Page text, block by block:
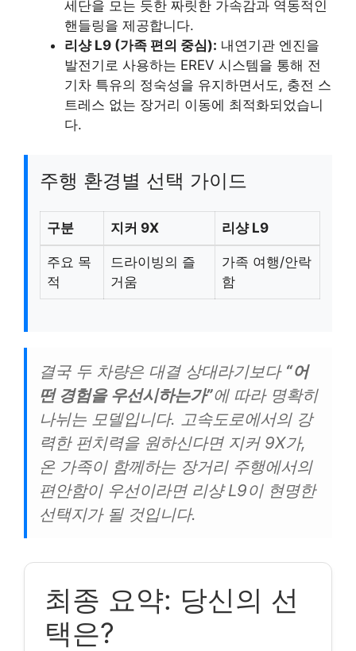
세단을 모는 듯한 짜릿한 가속감과 역동적인
핸들링을 제공합니다.
리샹 L9 (가족 편의 중심): 내연기관 엔진을
발전기로 사용하는 EREV 시스템을 통해 전
기차 특유의 정숙성을 유지하면서도, 충전 스
트레스 없는 장거리 이동에 최적화되었습니
다.
주행 환경별 선택 가이드
구분 지커 9X 리샹 L9
주요 목
적
드라이빙의 즐
거움
가족 여행/안락
함
결국 두 차량은 대결 상대라기보다 “어
떤 경험을 우선시하는가”에 따라 명확히
나뉘는 모델입니다. 고속도로에서의 강
력한 펀치력을 원하신다면 지커 9X가,
온 가족이 함께하는 장거리 주행에서의
편안함이 우선이라면 리샹 L9이 현명한
선택지가 될 것입니다.
최종 요약: 당신의 선
택은?